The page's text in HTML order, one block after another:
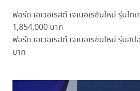
ฟอร์ด เอเวอเรสต์ เจเนอเรชันใหม่ รุ่นไท
1,854,000 บาท
ฟอร์ด เอเวอเรสต์ เจเนอเรชันใหม่ รุ่นส
บาท